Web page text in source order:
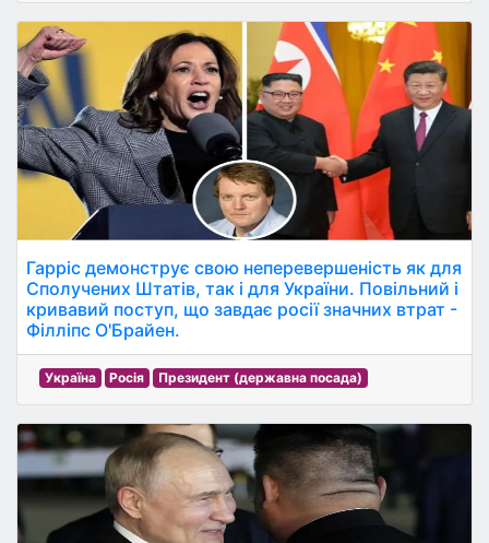
Гарріс демонструє свою неперевершеність як для
Сполучених Штатів, так і для України. Повільний і
кривавий поступ, що завдає росії значних втрат -
Філліпс О'Брайен.
Україна Росія Президент (державна посада)